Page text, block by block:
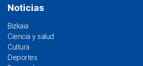
Noticias
Bizkaia
Ciencia y salud
Cultura
Deportes